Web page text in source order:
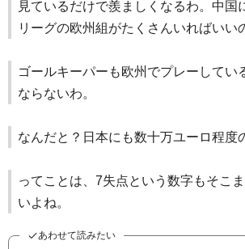
見ているだけで羨ましくなるわ。中国
リーグの欧州組がたくさんいればいい
ゴールキーパーも欧州でプレーしてい
ならないわ。
なんだと？日本にも数十万ユーロ程度
ってことは、7失点という数字もそこ
いよね。
あわせて読みたい